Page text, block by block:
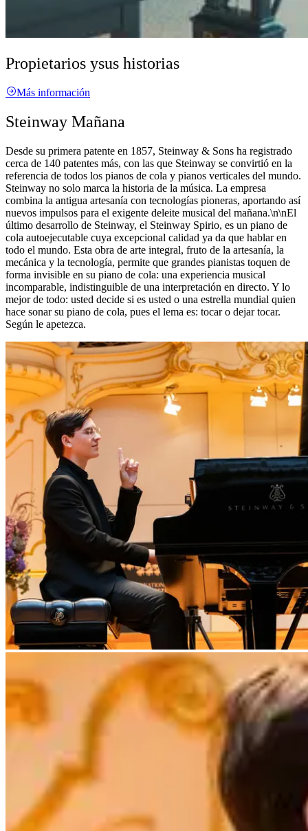
Propietarios ysus historias
Más información
Steinway Mañana
Desde su primera patente en 1857, Steinway ⁠&⁠ Sons ha registrado
cerca de 140 patentes más, con las que Steinway se convirtió en la
referencia de todos los pianos de cola y pianos verticales del mundo.
Steinway no solo marca la historia de la música. La empresa
combina la antigua artesanía con tecnologías pioneras, aportando así
nuevos impulsos para el exigente deleite musical del mañana.\n\nEl
último desarrollo de Steinway, el Steinway Spirio, es un piano de
cola autoejecutable cuya excepcional calidad ya da que hablar en
todo el mundo. Esta obra de arte integral, fruto de la artesanía, la
mecánica y la tecnología, permite que grandes pianistas toquen de
forma invisible en su piano de cola: una experiencia musical
incomparable, indistinguible de una interpretación en directo. Y lo
mejor de todo: usted decide si es usted o una estrella mundial quien
hace sonar su piano de cola, pues el lema es: tocar o dejar tocar.
Según le apetezca.